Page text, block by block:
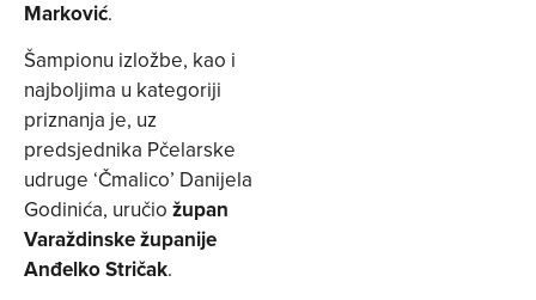
Marković.
Šampionu izložbe, kao i
najboljima u kategoriji
priznanja je, uz
predsjednika Pčelarske
udruge ‘Čmalico’ Danijela
Godinića, uručio župan
Varaždinske županije
Anđelko Stričak.